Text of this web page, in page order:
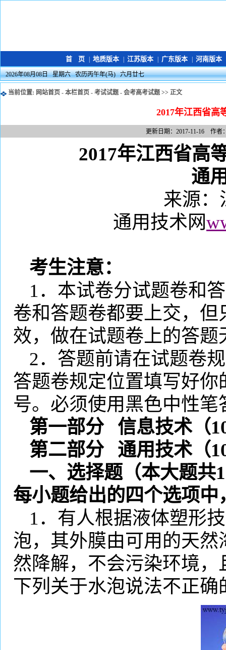
首 页 地质版本 江苏版本 广东版本 河南版本
2026年08月08日 星期六 农历丙午年(马) 六月廿七
当前位置: 网站首页 - 本栏首页 - 考试试题 - 会考高考试题 >> 正文
2017年江西省高
更新日期：2017-11-16 作
2017年江西省高
通
来源：
通用技术网
考生注意：
1 ．本试卷分试题卷和
卷和答题卷都要上交，
效，做在试题卷上的答题
2．答题前请在试题卷
答题卷规定位置填写好
号。必须使用黑色中性
第一部分
信息技术（
第二部分
通用技术（
一、选择题（本大题共
每小题给出的四个选项
1 ．有人根据液体塑形
泡，其外膜由可用的天
然降解，不会污染环境
下列关于水泡说法不正确